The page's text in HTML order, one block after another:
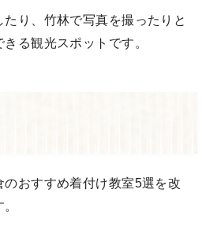
り、竹林で写真を撮ったりと
る観光スポットです。
おすすめ着付け教室5選を改